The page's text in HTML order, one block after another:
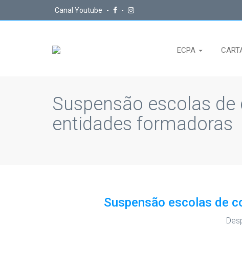
Canal Youtube - -
ECPA
Suspensão escolas
entidades formadoras
Suspensão escolas de